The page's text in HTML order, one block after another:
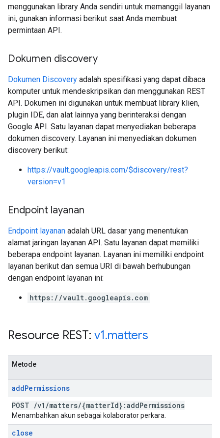
menggunakan library Anda sendiri untuk memanggil layanan
ini, gunakan informasi berikut saat Anda membuat
permintaan API.
Dokumen discovery
Dokumen Discovery adalah spesifikasi yang dapat dibaca
komputer untuk mendeskripsikan dan menggunakan REST
API. Dokumen ini digunakan untuk membuat library klien,
plugin IDE, dan alat lainnya yang berinteraksi dengan
Google API. Satu layanan dapat menyediakan beberapa
dokumen discovery. Layanan ini menyediakan dokumen
discovery berikut:
https://vault.googleapis.com/$discovery/rest?
version=v1
Endpoint layanan
Endpoint layanan adalah URL dasar yang menentukan
alamat jaringan layanan API. Satu layanan dapat memiliki
beberapa endpoint layanan. Layanan ini memiliki endpoint
layanan berikut dan semua URI di bawah berhubungan
dengan endpoint layanan ini:
https://vault.googleapis.com
Resource REST: v1.matters
Metode
addPermissions
POST /v1 /matters/{matterId}:addPermissions
Menambahkan akun sebagai kolaborator perkara.
close